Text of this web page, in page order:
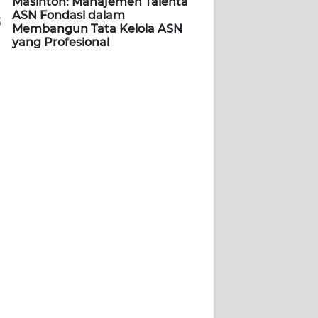
ASN Fondasi dalam
Membangun Tata Kelola ASN
yang Profesional